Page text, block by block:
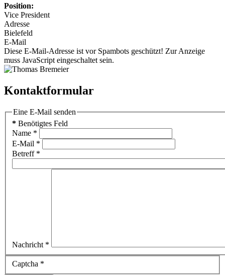
Position:
Vice President
Adresse
Bielefeld
E-Mail
Diese E-Mail-Adresse ist vor Spambots geschützt! Zur Anzeige
muss JavaScript eingeschaltet sein.
Kontaktformular
Eine E-Mail senden
* Benötigtes Feld
Name *
E-Mail *
Betreff*
Nachricht *
Captcha *